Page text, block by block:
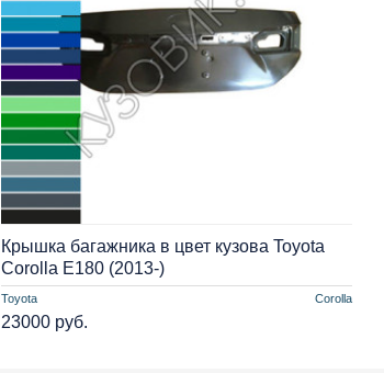
Toyota Corolla
Крышка багажника в цвет кузова Toyota
Corolla E180 (2013-)
23000 руб.